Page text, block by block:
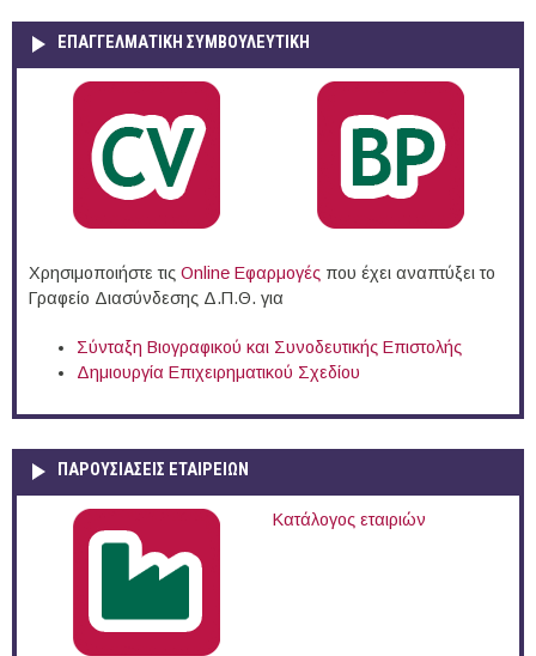
ΕΠΑΓΓΕΛΜΑΤΙΚΉ ΣΥΜΒΟΥΛΕΥΤΙΚΉ
Χρησιμοποιήστε τις Online Eφαρμογές που έχει αναπτύξει το
Γραφείο Διασύνδεσης Δ.Π.Θ. για
Σύνταξη Βιογραφικού και Συνοδευτικής Επιστολής
Δημιουργία Επιχειρηματικού Σχεδίου
ΠΑΡΟΥΣΙΆΣΕΙΣ ΕΤΑΙΡΕΙΏΝ
Κατάλογος εταιριών